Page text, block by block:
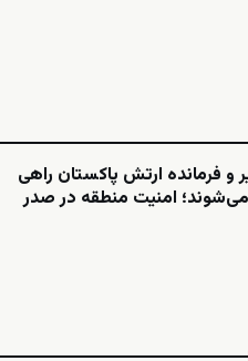
و فرمانده ارتش پاکستان راهی
امنیت منطقه در صدر